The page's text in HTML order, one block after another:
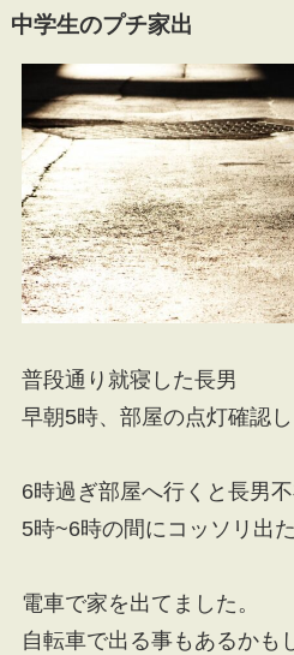
中学生のプチ家出
普段通り就寝した長男
早朝5時、部屋の点灯確認
6時過ぎ部屋へ行くと長男
5時~6時の間にコッソリ出た
電車で家を出てました。
自転車で出る事もあるかも